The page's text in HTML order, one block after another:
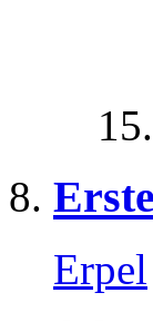
Erpel